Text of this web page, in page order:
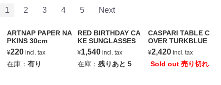
1 2 3 4 5 Next
ARTNAP PAPER NA
PKINS 30cm
¥220 incl. tax
在庫：有り
RED BIRTHDAY CA
KE SUNGLASSES
¥1,540incl. tax
在庫： 残りあと 5
CASPARI TABLE C
OVER TURKBLUE
¥2,420incl. tax
Sold out 売り切れ